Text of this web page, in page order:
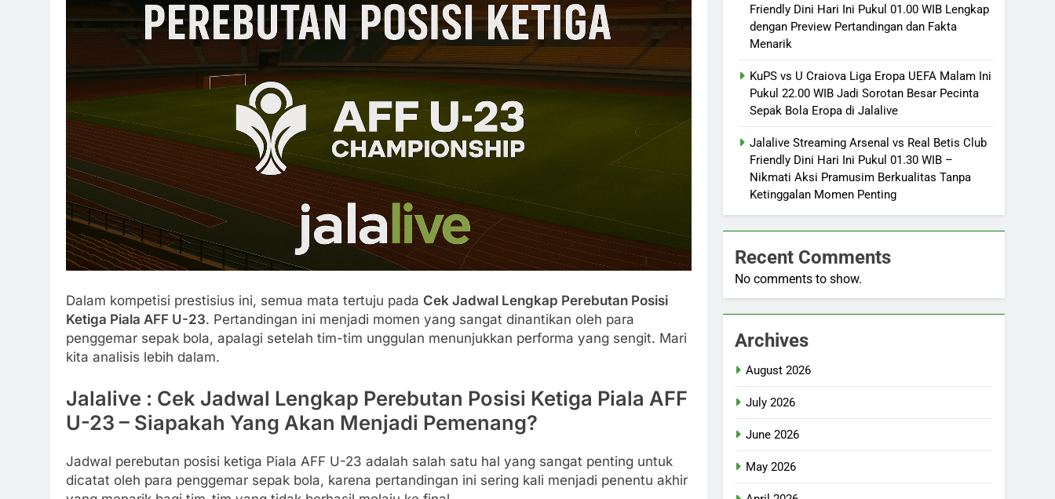
Dalam kompetisi prestisius ini, semua mata tertuju pada Cek Jadwal Lengkap Perebutan Posisi
Ketiga Piala AFF U-23. Pertandingan ini menjadi momen yang sangat dinantikan oleh para
penggemar sepak bola, apalagi setelah tim-tim unggulan menunjukkan performa yang sengit. Mari
kita analisis lebih dalam.
Jalalive : Cek Jadwal Lengkap Perebutan Posisi Ketiga Piala AFF
U-23 – Siapakah Yang Akan Menjadi Pemenang?
Jadwal perebutan posisi ketiga Piala AFF U-23 adalah salah satu hal yang sangat penting untuk
dicatat oleh para penggemar sepak bola, karena pertandingan ini sering kali menjadi penentu akhir
Friendly Dini Hari Ini Pukul 01.00 WIB Lengkap
dengan Preview Pertandingan dan Fakta
Menarik
KuPS vs U Craiova Liga Eropa UEFA Malam Ini
Pukul 22.00 WIB Jadi Sorotan Besar Pecinta
Sepak Bola Eropa di Jalalive
Jalalive Streaming Arsenal vs Real Betis Club
Friendly Dini Hari Ini Pukul 01.30 WIB –
Nikmati Aksi Pramusim Berkualitas Tanpa
Ketinggalan Momen Penting
Recent Comments
No comments to show.
Archives
August 2026
July 2026
June 2026
May 2026